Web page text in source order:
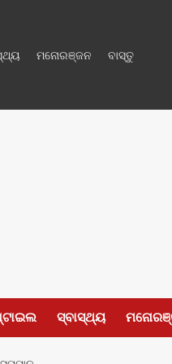
ମନୋରଞ୍ଜନ ବାସ୍ତୁ
ସ୍ବାସ୍ଥ୍ୟ